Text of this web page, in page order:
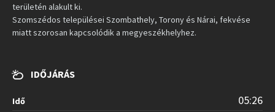
területén alakult ki.
Szomszédos települései Szombathely, Torony és Nárai, fekvése
miatt szorosan kapcsolódik a megyeszékhelyhez.
IDŐJÁRÁS
Idő 05:26